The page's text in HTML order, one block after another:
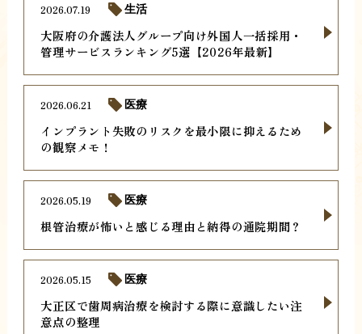
大阪府の介護法人グループ向け外国人一括採用・
管理サービスランキング5選【2026年最新】
2026.07.19 生活
インプラント失敗のリスクを最小限に抑えるため
の観察メモ！
2026.06.21 医療
根管治療が怖いと感じる理由と納得の通院期間？
2026.05.19 医療
大正区で歯周病治療を検討する際に意識したい注
意点の整理
2026.05.15 医療